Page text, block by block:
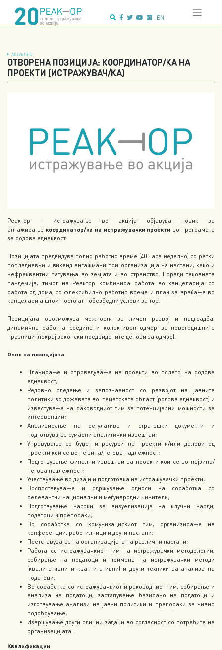
content
EN
АКТУЕЛНО
ОТВОРЕНА ПОЗИЦИЈА: КООРДИНАТОР/КА НА
ПРОЕКТИ (ИСТРАЖУВАЧ/КА)
Реактор – Истражување во акција објавува повик за
ангажирање координатор/ка на истражувачки проекти во програмата
за родова еднаквост.
Позицијата предвидува полно работно време (40 часа неделно) со ретки
попладневни и викенд ангажмани при организација на настани, како и
нефреквентни патувања во земјата и во странство. Поради тековната
пандемија, тимот на Реактор комбинира работа во канцеларија со
работа од дома, со флексибилно работно време и план за враќање во
канцеларија штом постојат побезбедни услови за тоа.
Позицијата овозможува можности за личен развој и надградба,
динамична работна средина и колективен одмор за новогодишните
празници (покрај законски предвидените денови за одмор).
Oпис на позицијата
Планирање и спроведување на проекти во полето на родова
еднаквост;
Редовно следење и запознаеност со развојот на јавните
политики во државата во тематската област (родова еднаквост) и
известување на раководниот тим за потенцијални можности за
интервенции;
Анализирање на регулатива и стратешки документи и
подготвување сумарни аналитички извештаи;
Управување со буџет и ресурси на проекти и/или делови од
проекти кои се во нејзина/негова надлежност;
Подготвување финални извештаи за проекти кои се во нејзина/
негова надлежност;
Учествување во дизајн и подготовка на истражувачки проекти;
Воспоставување и одржување односи на соработка со
релевантни национални и меѓународни чинители;
Подготвување насоки за визуелизација на клучни наоди,
податоци и препораки;
Во соработка со комуникацискиот тим, организирање на
конференции, работилници и други настани;
Претставување на организацијата на различни настани;
Работа со истражувачкиот тим на истражувачки методологии,
собирање на податоци и примена на истражувачки методи
(квалитативни и квантитативни) и други техники за анализа на
податоци;
Во соработка со истражувачкиот и раководниот тим, собирање и
анализа на податоци, застапување базирано на податоци и
изготвување анализи на јавни политики и препораки за нивно
подобрување;
Извршување други слични задачи во согласност со потребите на
организацијата.
Квалификации